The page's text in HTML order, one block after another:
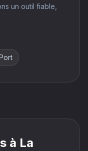
un outil fiable,
à La